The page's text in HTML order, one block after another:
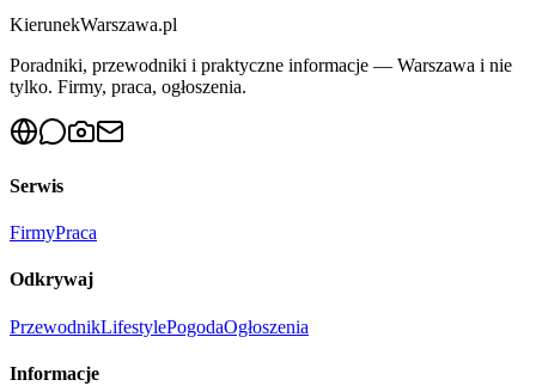
KierunekWarszawa.pl
Poradniki, przewodniki i praktyczne informacje — Warszawa i nie
tylko. Firmy, praca, ogłoszenia.
Serwis
FirmyPraca
Odkrywaj
PrzewodnikLifestylePogodaOgłoszenia
Informacje